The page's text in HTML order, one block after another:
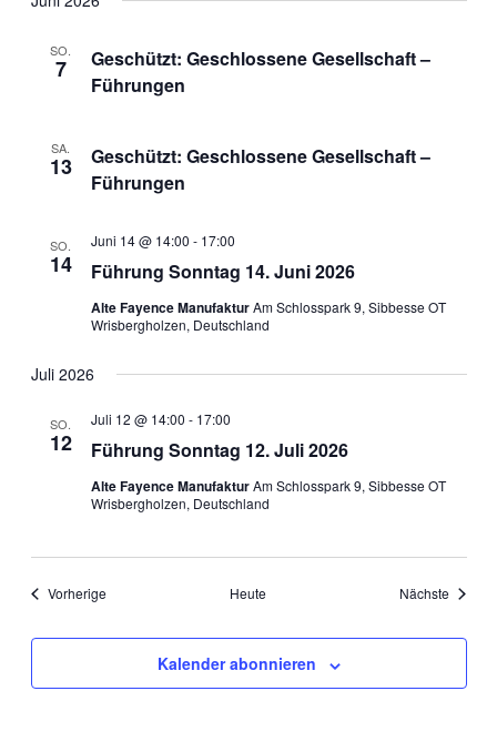
SO.
7
Geschützt: Geschlossene Gesellschaft –
Führungen
SA.
13
Geschützt: Geschlossene Gesellschaft –
Führungen
SO.
14 Führung Sonntag 14. Juni 2026
Juni 14 @ 14:00 - 17:00
Alte Fayence ManufakturAm Schlosspark 9, Sibbesse OT
Wrisbergholzen, Deutschland
Juli 2026
SO.
12 Führung Sonntag 12. Juli 2026
Juli 12 @ 14:00 - 17:00
Alte Fayence ManufakturAm Schlosspark 9, Sibbesse OT
Wrisbergholzen, Deutschland
VorherigeVeranstaltungen Heute Nächste
Kalender abonnieren